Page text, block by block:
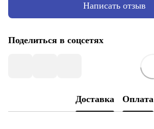
Написать отзыв
Поделиться в соцсетях
Доставка Оплата